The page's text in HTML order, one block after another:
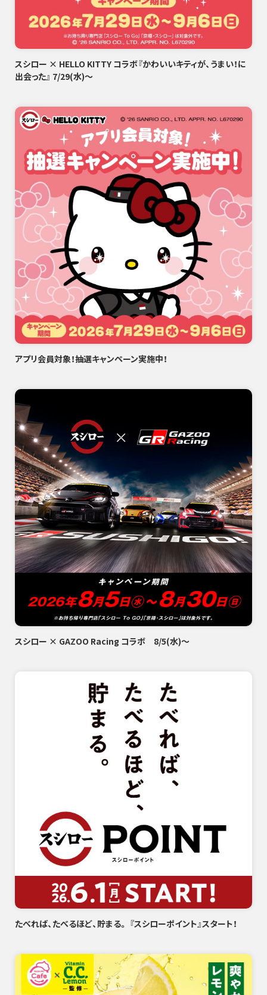
スシロー × HELLO KITTY コラボ『かわいいキティが、うまい！に
出会った』 7/29(水)～
アプリ会員対象！抽選キャンペーン実施中！
スシロー × GAZOO Racing コラボ 8/5(水)～
たべれば、たべるほど、貯まる。 『スシローポイント』スタート！